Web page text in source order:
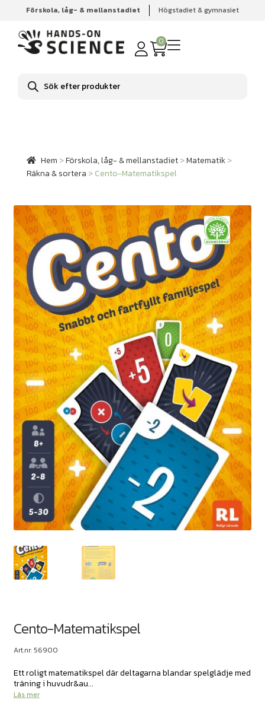
Förskola, låg- & mellanstadiet Högstadiet & gymnasiet
0
Produktsökning
Hem Förskola, låg- & mellanstadiet Matematik
Räkna
& sortera
Cento-Matematikspel
Hem >Förskola, låg- & mellanstadiet>Matematik>
Räkna & sortera >Cento-Matematikspel
Cento-Matematikspel
Art.nr: 56900
Ett roligt matematikspel där deltagarna blandar spelglädje med
träning i huvudr&au...
Läs mer